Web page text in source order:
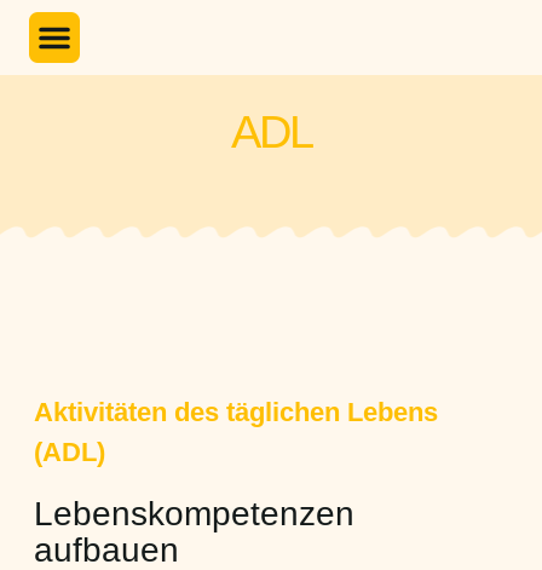
ADL
Aktivitäten des täglichen Lebens
(ADL)
Lebenskompetenzen
aufbauen